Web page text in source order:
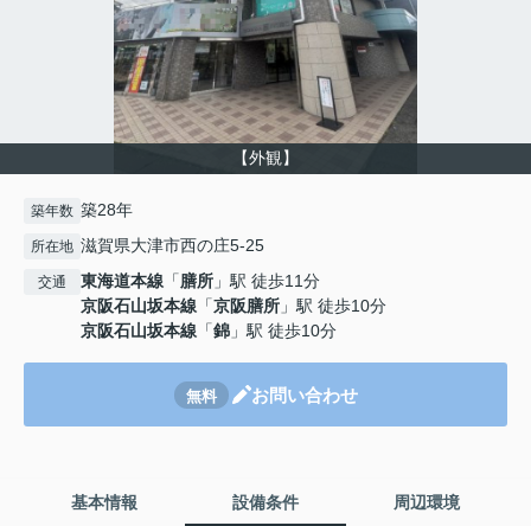
【外観】
築年数 築28年
所在地 滋賀県大津市西の庄5-25
交通 東海道本線 「膳所 」駅 徒歩11分
京阪石山坂本線 「京阪膳所 」駅 徒歩10分
京阪石山坂本線 「錦 」駅 徒歩10分
無料 お問い合わせ
基本情報 設備条件 周辺環境